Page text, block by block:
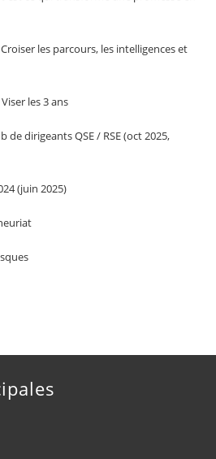
les parcours, les intelligences et
les 3 ans
de dirigeants QSE / RSE (oct 2025,
(juin 2025)